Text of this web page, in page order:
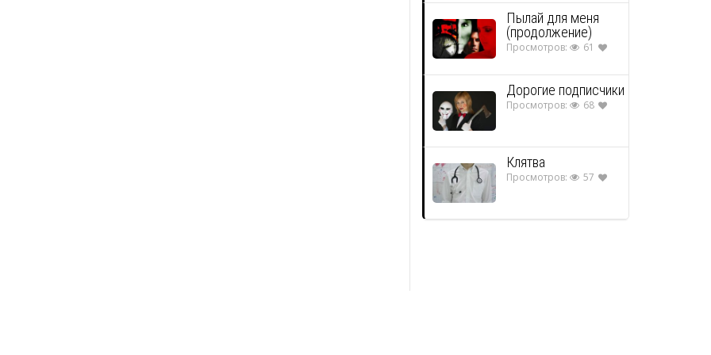
Пылай для меня
(продолжение)
Просмотров: 61
Дорогие подписчики
Просмотров: 68
Клятва
Просмотров: 57